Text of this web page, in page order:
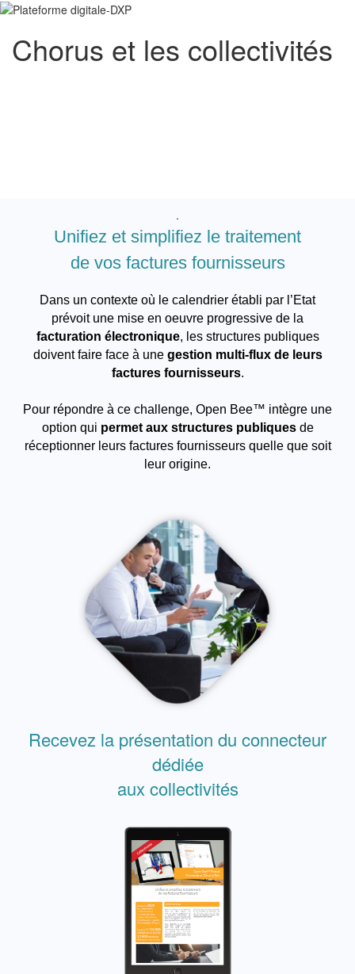
Chorus et les collectivités
.
Unifiez et simplifiez le traitement
de vos factures fournisseurs
Dans un contexte où le calendrier établi par l’Etat
prévoit une mise en oeuvre progressive de la
facturation électronique, les structures publiques
doivent faire face à une gestion multi-flux de leurs
factures fournisseurs.
Pour répondre à ce challenge, Open Bee™ intègre une
option qui permet aux structures publiquesde
réceptionner leurs factures fournisseurs quelle que soit
leur origine.
Recevez la présentation du connecteur
dédiée
aux collectivités